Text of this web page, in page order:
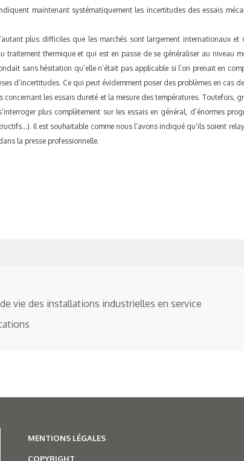
maintenant systématiquement les incertitudes des essais
plus difficiles que les marchés sont largement internationaux
traitement thermique et qui est en passe de se généraliser au niveau
sans hésitation qu’elle n’était pas applicable si l’on prenait en
d’incertitudes. Ce qui peut évidemment poser des problèmes en cas
concernant les essais dureté et la mesure des températures.
plus complètement sur les essais en général, d’énormes
Il est souhaitable comme nous l’avons indiqué qu’ils soient
la presse professionnelle.
vie des installations industrielles en service
MENTIONS LÉGALES
COPYRIGHT